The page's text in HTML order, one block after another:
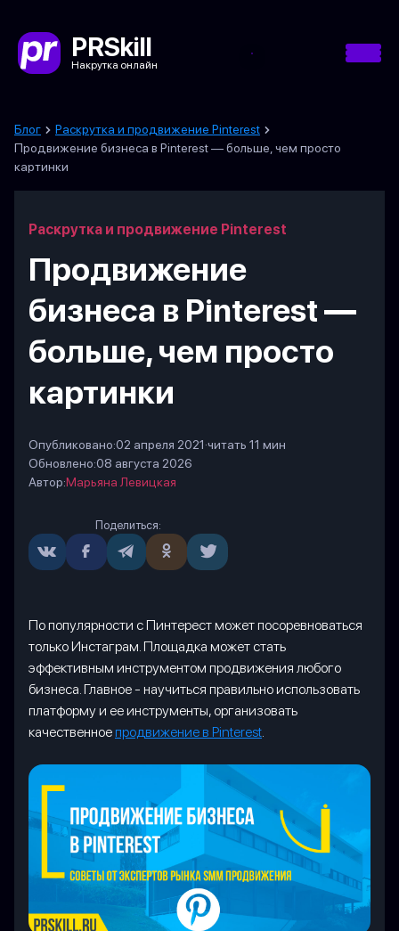
PRSkill
Накрутка онлайн
Блог
Раскрутка и продвижение Pinterest
Продвижение бизнеса в Pinterest — больше, чем просто
картинки
Раскрутка и продвижение Pinterest
Продвижение
бизнеса в Pinterest —
больше, чем просто
картинки
Опубликовано:02 апреля 2021·читать 11 мин
Обновлено:08 августа 2026
Автор:Марьяна Левицкая
Поделиться:
По популярности с Пинтерест может посоревноваться
только Инстаграм. Площадка может стать
эффективным инструментом продвижения любого
бизнеса. Главное - научиться правильно использовать
платформу и ее инструменты, организовать
качественное продвижение в Pinterest